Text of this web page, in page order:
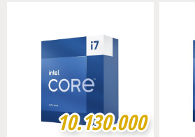
10.130.000
10.130.000